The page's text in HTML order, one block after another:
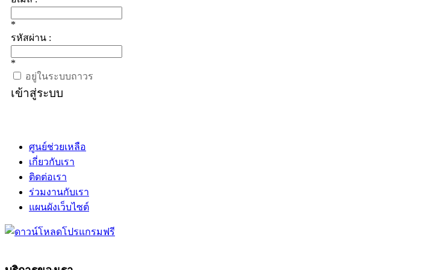
*
รหัสผ่าน :
*
อยู่ในระบบถาวร
เข้าสู่ระบบ
ศูนย์ช่วยเหลือ
เกี่ยวกับเรา
ติดต่อเรา
ร่วมงานกับเรา
แผนผังเว็บไซต์